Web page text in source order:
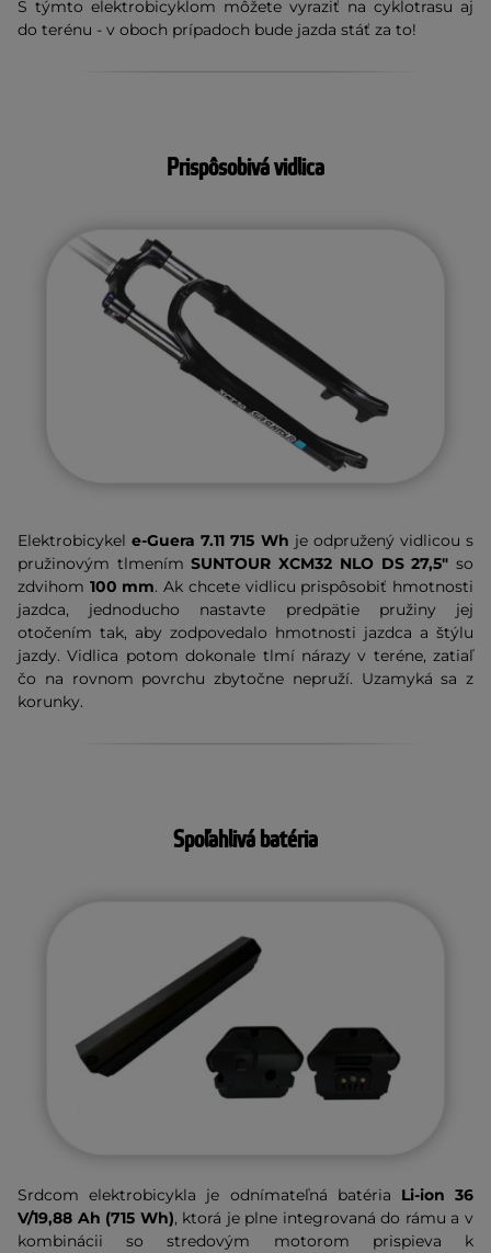
S týmto elektrobicyklom môžete vyraziť na cyklotrasu aj
do terénu - v oboch prípadoch bude jazda stáť za to!
Prispôsobivá vidlica
Elektrobicykel e-Guera 7.11 715 Wh je odpružený vidlicou s
pružinovým tlmením SUNTOUR XCM32 NLO DS 27,5" so
zdvihom 100 mm. Ak chcete vidlicu prispôsobiť hmotnosti
jazdca, jednoducho nastavte predpätie pružiny jej
otočením tak, aby zodpovedalo hmotnosti jazdca a štýlu
jazdy. Vidlica potom dokonale tlmí nárazy v teréne, zatiaľ
čo na rovnom povrchu zbytočne nepruží. Uzamyká sa z
korunky.
Spoľahlivá batéria
Srdcom elektrobicykla je odnímateľná batéria Li-ion36
V/19,88 Ah (715 Wh), ktorá je plne integrovaná do rámu a v
kombinácii so stredovým motorom prispieva k